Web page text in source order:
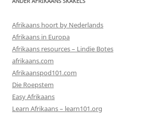
Afrikaans hoort by Nederlands
Afrikaans in Europa
Afrikaans resources – Lindie Botes
afrikaans.com
Afrikaanspod101.com
Die Roepstem
Easy Afrikaans
Learn Afrikaans – learn101.org